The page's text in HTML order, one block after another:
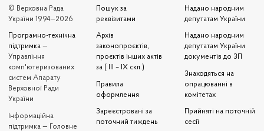
© Верховна Рада
України 1994—2026
Програмно-технічна
підтримка —
Управління
комп'ютеризованих
систем Апарату
Верховної Ради
України
Iнформаційна
підтримка — Головне
Пошук за
реквізитами
Архів
законопроєктів,
проєктів інших актів
за ( III – IX скл.)
Правила
оформлення
Зареєстровані за
поточний тиждень
Надано народним
депутатам України
Надано народним
депутатам України
документів до ЗП
Знаходяться на
опрацюванні в
комітетах
Прийняті на поточній
сесії